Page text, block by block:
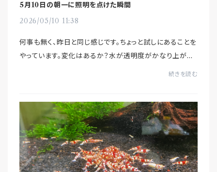
5月10日の朝一に照明を点けた瞬間
2026/05/10 11:38
何事も無く、昨日と同じ感じです。ちょっと試しにあることを
やっています。変化はあるか？水が透明度がかなり上がっ
続きを読む